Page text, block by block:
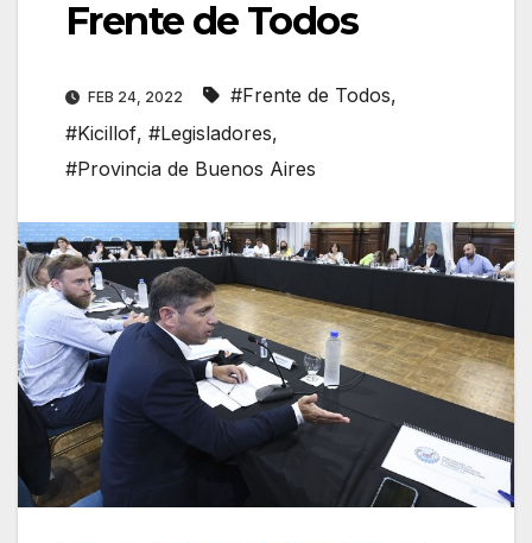
Frente de Todos
FEB 24, 2022 #Frente de Todos,
#Kicillof, #Legisladores,
#Provincia de Buenos Aires